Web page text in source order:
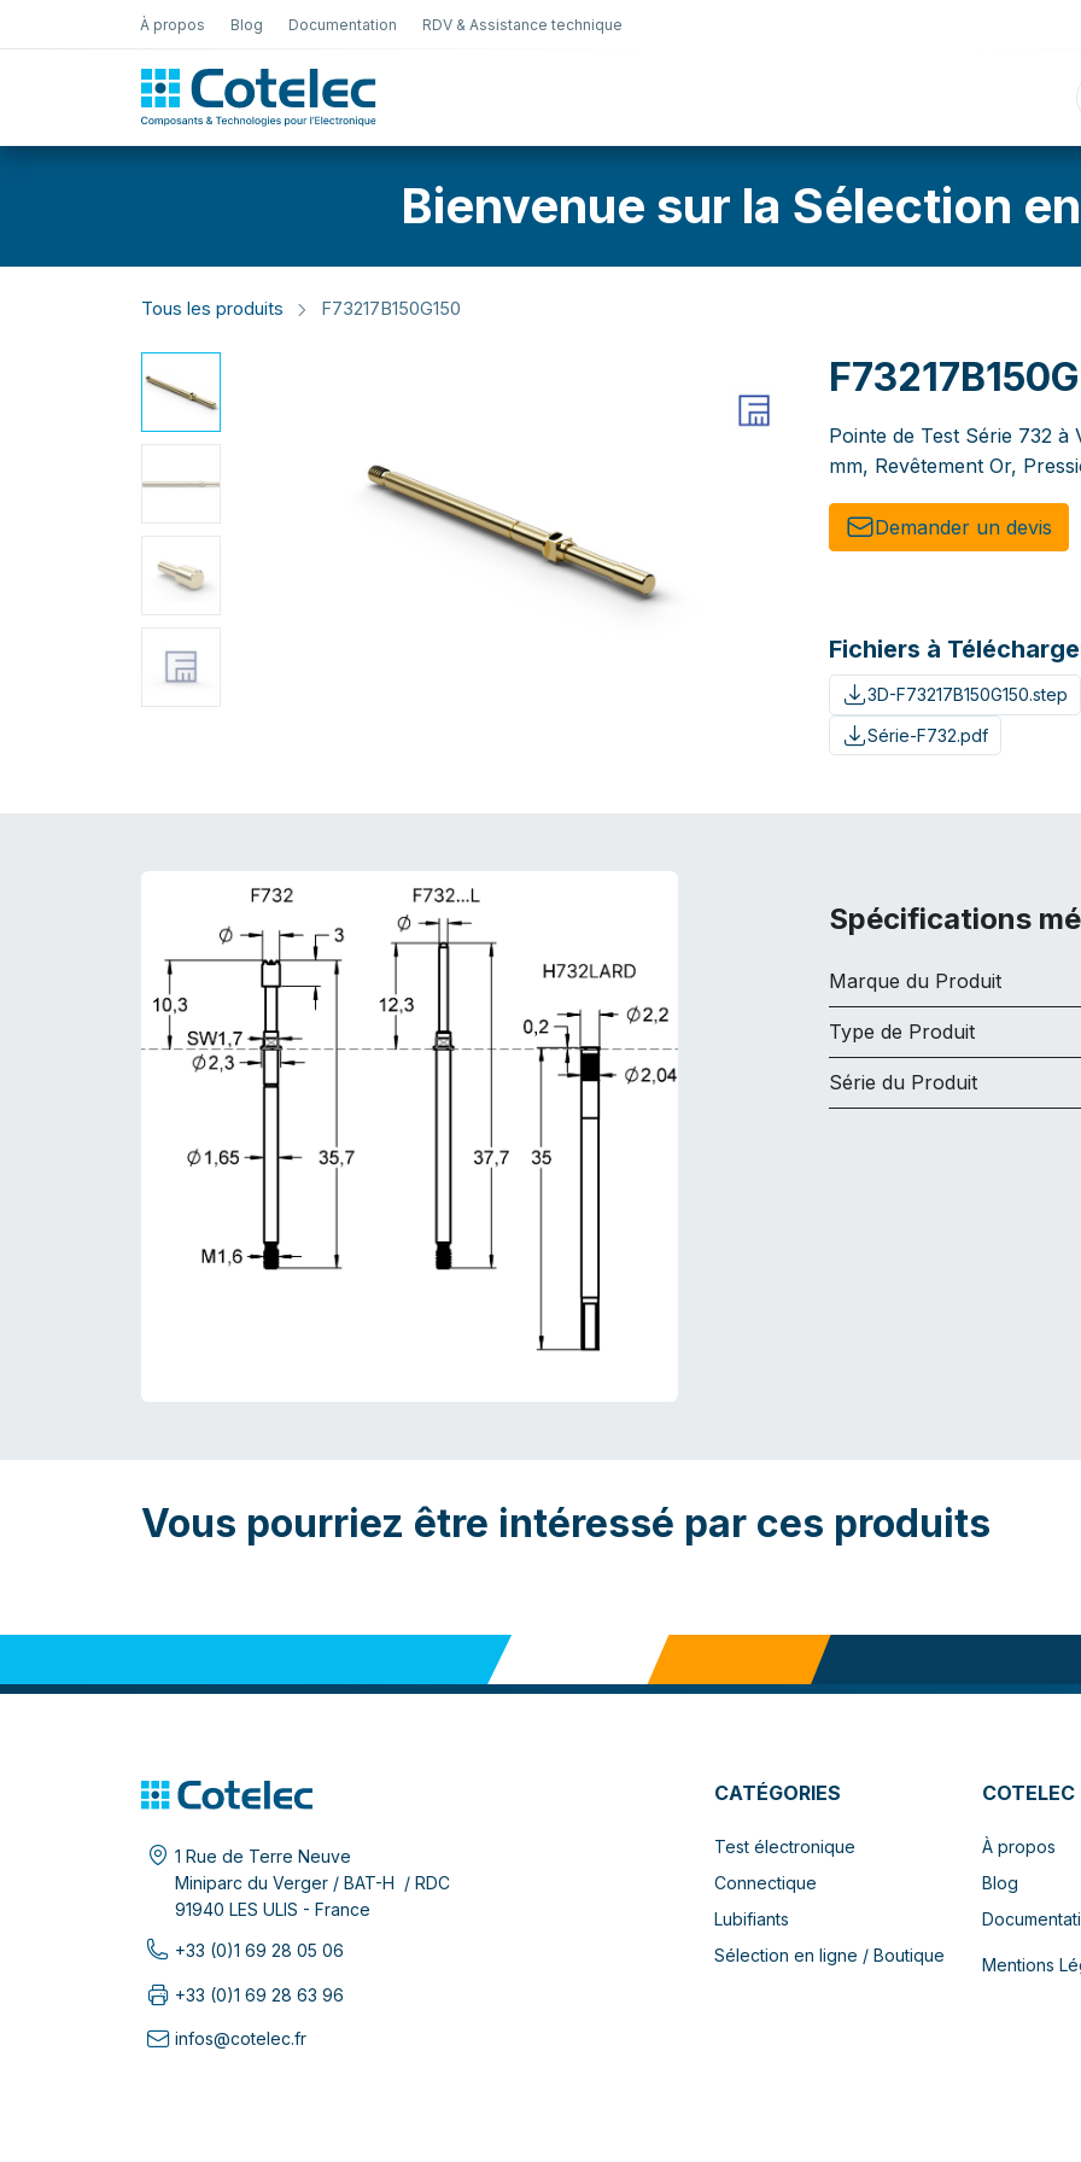
À propos Blog Documentation RDV & Assistance technique
Sélection en
Bienvenue sur la Sélection
Tous les produits F73217B150G150
Pointe de Test Série 732 à
mm, Revêtement Or,
Demander un de​​vis​​
Fichiers à
3D-F73217B150G150.step
Série-F732.pdf
Spécifications
Marque du Produit
Type de Produit
Série du Produit
Vous pourriez être intéressé par ces produits
1 Rue de Terre Neuve
Miniparc du Verger / BAT-H / RDC
91940 LES ULIS - France
+33 (0)1 69 28 05 06
+33 (0)1 69 28 63 96
infos@cotelec.fr
CATÉGORIES
Test électronique
Connectique
Lubifiants
Sélection en ligne / Boutique
COTELEC
À propos
Blog
Mentions